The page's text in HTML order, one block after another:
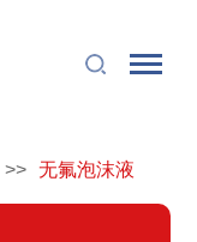
>> 无氟泡沫液